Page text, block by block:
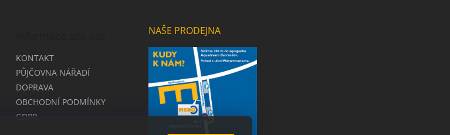
KONTAKT
PŮJČOVNA NÁŘADÍ
DOPRAVA
OBCHODNÍ PODMÍNKY
GDPR
NAŠE PRODEJNA